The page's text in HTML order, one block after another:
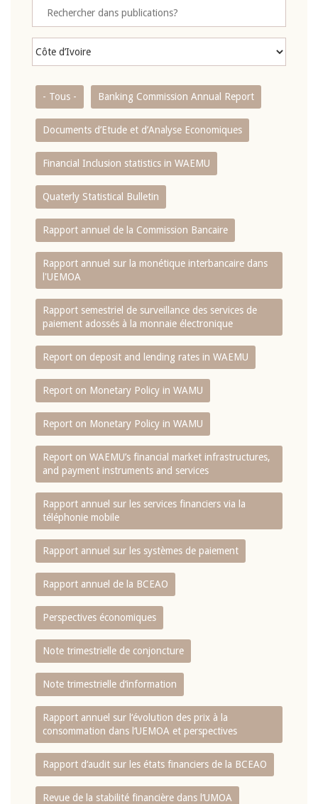
- Tous - Banking Commission Annual Report
Documents d’Etude et d’Analyse Economiques
Financial Inclusion statistics in WAEMU
Quaterly Statistical Bulletin
Rapport annuel de la Commission Bancaire
Rapport annuel sur la monétique interbancaire dans
l'UEMOA
Rapport semestriel de surveillance des services de
paiement adossés à la monnaie électronique
Report on deposit and lending rates in WAEMU
Report on Monetary Policy in WAMU
Report on Monetary Policy in WAMU
Report on WAEMU’s financial market infrastructures,
and payment instruments and services
Rapport annuel sur les services financiers via la
téléphonie mobile
Rapport annuel sur les systèmes de paiement
Rapport annuel de la BCEAO
Perspectives économiques
Note trimestrielle de conjoncture
Note trimestrielle d‘information
Rapport annuel sur l‘évolution des prix à la
consommation dans l‘UEMOA et perspectives
Rapport d‘audit sur les états financiers de la BCEAO
Revue de la stabilité financière dans l‘UMOA